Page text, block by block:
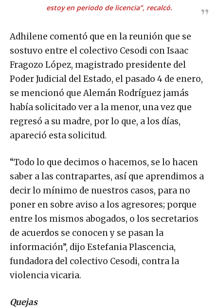
estoy en periodo de licencia”, recalcó.
Adhilene comentó que en la reunión que se
sostuvo entre el colectivo Cesodi con Isaac
Fragozo López, magistrado presidente del
Poder Judicial del Estado, el pasado 4 de enero,
se mencionó que Alemán Rodríguez jamás
había solicitado ver a la menor, una vez que
regresó a su madre, por lo que, a los días,
apareció esta solicitud.
“Todo lo que decimos o hacemos, se lo hacen
saber a las contrapartes, así que aprendimos a
decir lo mínimo de nuestros casos, para no
poner en sobre aviso a los agresores; porque
entre los mismos abogados, o los secretarios
de acuerdos se conocen y se pasan la
información”, dijo Estefania Plascencia,
fundadora del colectivo Cesodi, contra la
violencia vicaria.
Quejas